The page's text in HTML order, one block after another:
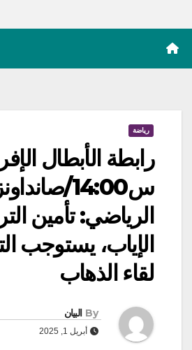
رياضة
رابطة الأبطال
س14:00/
الرياضي: تأمين
الإياب، يستوجب
لقاء الذهاب
By البيان
أبريل 1, 2025